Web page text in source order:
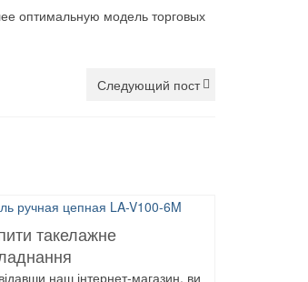
оптимальную модель торговых
Следующий пост
такелажне
наш інтернет-магазин, ви